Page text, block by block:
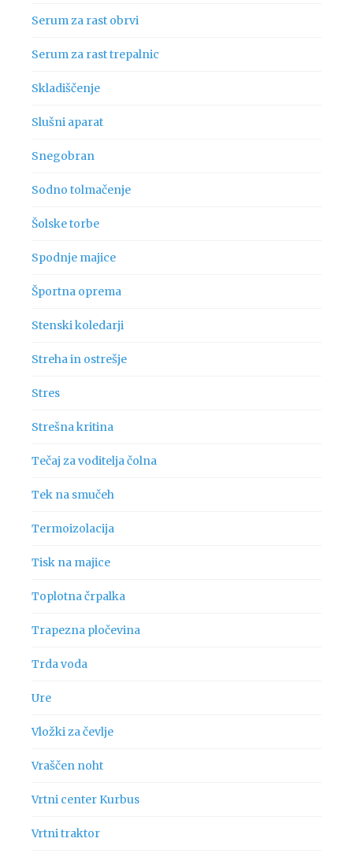
Serum za rast obrvi
Serum za rast trepalnic
Skladiščenje
Slušni aparat
Snegobran
Sodno tolmačenje
Šolske torbe
Spodnje majice
Športna oprema
Stenski koledarji
Streha in ostrešje
Stres
Strešna kritina
Tečaj za voditelja čolna
Tek na smučeh
Termoizolacija
Tisk na majice
Toplotna črpalka
Trapezna pločevina
Trda voda
Ure
Vložki za čevlje
Vraščen noht
Vrtni center Kurbus
Vrtni traktor